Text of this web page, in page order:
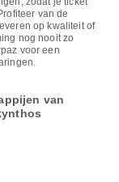
van de
op kwaliteit of
nog nooit zo
voor een
van